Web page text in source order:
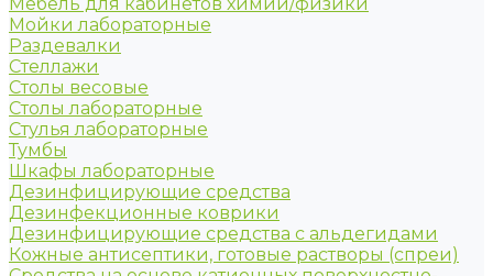
Мойки лабораторные
Раздевалки
Стеллажи
Столы весовые
Столы лабораторные
Стулья лабораторные
Тумбы
Шкафы лабораторные
Дезинфицирующие средства
Дезинфекционные коврики
Дезинфицирующие средства с альдегидами
Кожные антисептики, готовые растворы (спреи)